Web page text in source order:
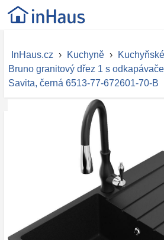
InHaus.cz › Kuchyně ›
Bruno granitový dřez 1 s
Savita, černá 6513-77-672601-70-B